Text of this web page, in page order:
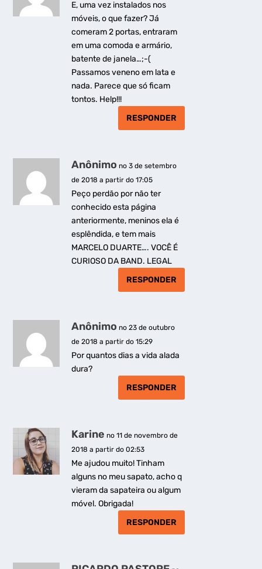
E, uma vez instalados nos
móveis, o que fazer? Já
comeram 2 portas, entraram
em uma comoda e armário,
batente de janela…;-(
Passamos veneno em lata e
nada. Parece que só ficam
tontos. Help!!!
RESPONDER
Anônimo no 3 de setembro
de 2018 a partir do 17:05
Peço perdão por não ter
conhecido esta página
anteriormente, meninos ela é
esplêndida, e tem mais
MARCELO DUARTE…. VOCÊ É
CURIOSO DA BAND. LEGAL
RESPONDER
Anônimo no 23 de outubro
de 2018 a partir do 15:29
Por quantos dias a vida alada
dura?
RESPONDER
Karine no 11 de novembro de
2018 a partir do 02:53
Me ajudou muito! Tinham
alguns no meu sapato, acho q
vieram da sapateira ou algum
móvel. Obrigada!
RESPONDER